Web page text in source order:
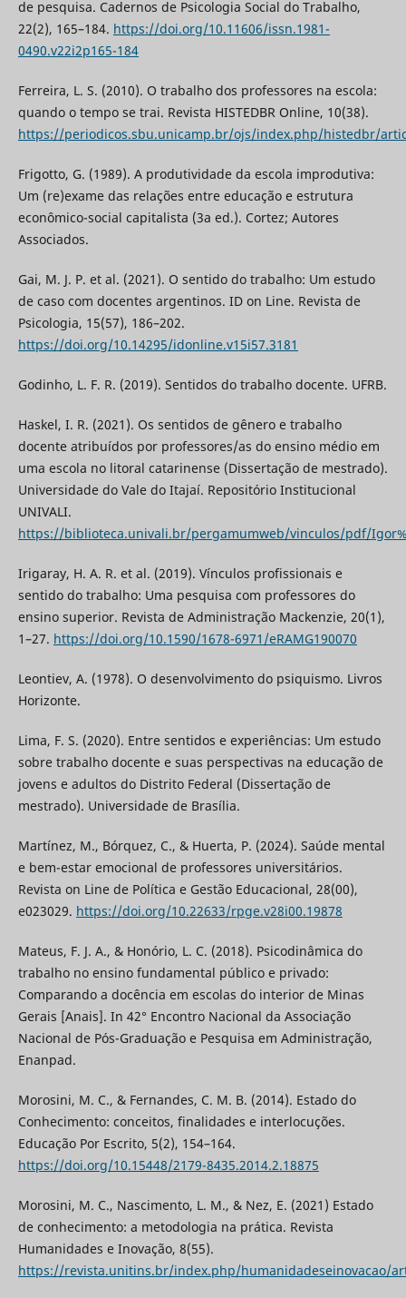
de pesquisa. Cadernos de Psicologia Social do Trabalho,
22(2), 165–184. https://doi.org/10.11606/issn.1981-
0490.v22i2p165-184
Ferreira, L. S. (2010). O trabalho dos professores na escola:
quando o tempo se trai. Revista HISTEDBR Online, 10(38).
https://periodicos.sbu.unicamp.br/ojs/index.php/histedbr/
Frigotto, G. (1989). A produtividade da escola improdutiva:
Um (re)exame das relações entre educação e estrutura
econômico-social capitalista (3a ed.). Cortez; Autores
Associados.
Gai, M. J. P. et al. (2021). O sentido do trabalho: Um estudo
de caso com docentes argentinos. ID on Line. Revista de
Psicologia, 15(57), 186–202.
https://doi.org/10.14295/idonline.v15i57.3181
Godinho, L. F. R. (2019). Sentidos do trabalho docente. UFRB.
Haskel, I. R. (2021). Os sentidos de gênero e trabalho
docente atribuídos por professores/as do ensino médio em
uma escola no litoral catarinense (Dissertação de mestrado).
Universidade do Vale do Itajaí. Repositório Institucional
UNIVALI.
https://biblioteca.univali.br/pergamumweb/vinculos/pdf/
Irigaray, H. A. R. et al. (2019). Vínculos profissionais e
sentido do trabalho: Uma pesquisa com professores do
ensino superior. Revista de Administração Mackenzie, 20(1),
1–27. https://doi.org/10.1590/1678-6971/eRAMG190070
Leontiev, A. (1978). O desenvolvimento do psiquismo. Livros
Horizonte.
Lima, F. S. (2020). Entre sentidos e experiências: Um estudo
sobre trabalho docente e suas perspectivas na educação de
jovens e adultos do Distrito Federal (Dissertação de
mestrado). Universidade de Brasília.
Martínez, M., Bórquez, C., & Huerta, P. (2024). Saúde mental
e bem-estar emocional de professores universitários.
Revista on Line de Política e Gestão Educacional, 28(00),
e023029. https://doi.org/10.22633/rpge.v28i00.19878
Mateus, F. J. A., & Honório, L. C. (2018). Psicodinâmica do
trabalho no ensino fundamental público e privado:
Comparando a docência em escolas do interior de Minas
Gerais [Anais]. In 42° Encontro Nacional da Associação
Nacional de Pós-Graduação e Pesquisa em Administração,
Enanpad.
Morosini, M. C., & Fernandes, C. M. B. (2014). Estado do
Conhecimento: conceitos, finalidades e interlocuções.
Educação Por Escrito, 5(2), 154–164.
https://doi.org/10.15448/2179-8435.2014.2.18875
Morosini, M. C., Nascimento, L. M., & Nez, E. (2021) Estado
de conhecimento: a metodologia na prática. Revista
Humanidades e Inovação, 8(55).
https://revista.unitins.br/index.php/humanidadeseinovacao/